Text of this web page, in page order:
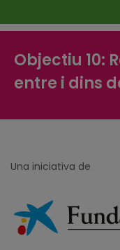
Objectiu 10:
entre i dins
Una iniciativa de